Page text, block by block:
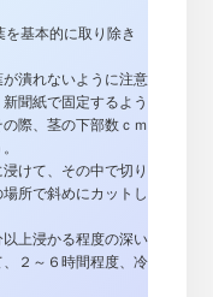
を基本的に取り除き
が潰れないように注意
聞紙で固定するよう
際、茎の下部数ｃｍ
けて、その中で切り
所で斜めにカットし
上浸かる程度の深い
２～６時間程度、冷